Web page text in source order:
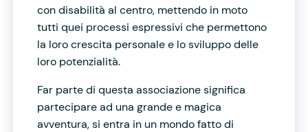
con disabilità al centro, mettendo in moto
tutti quei processi espressivi che permettono
la loro crescita personale e lo sviluppo delle
loro potenzialità.
Far parte di questa associazione significa
partecipare ad una grande e magica
avventura, si entra in un mondo fatto di